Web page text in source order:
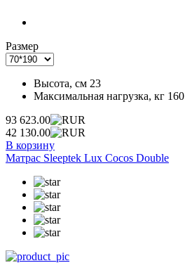
Размер
Высота, см 23
Максимальная нагрузка, кг 160
93 623.00
42 130.00
В корзину
Матрас Sleeptek Lux Cocos Double